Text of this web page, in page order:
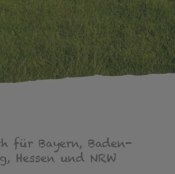
für Bayern, Baden-
Hessen und NRW